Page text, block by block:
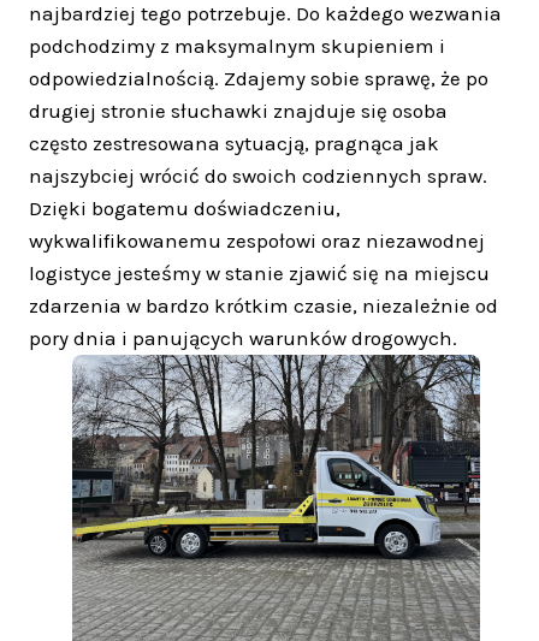
najbardziej tego potrzebuje. Do każdego wezwania
podchodzimy z maksymalnym skupieniem i
odpowiedzialnością. Zdajemy sobie sprawę, że po
drugiej stronie słuchawki znajduje się osoba
często zestresowana sytuacją, pragnąca jak
najszybciej wrócić do swoich codziennych spraw.
Dzięki bogatemu doświadczeniu,
wykwalifikowanemu zespołowi oraz niezawodnej
logistyce jesteśmy w stanie zjawić się na miejscu
zdarzenia w bardzo krótkim czasie, niezależnie od
pory dnia i panujących warunków drogowych.